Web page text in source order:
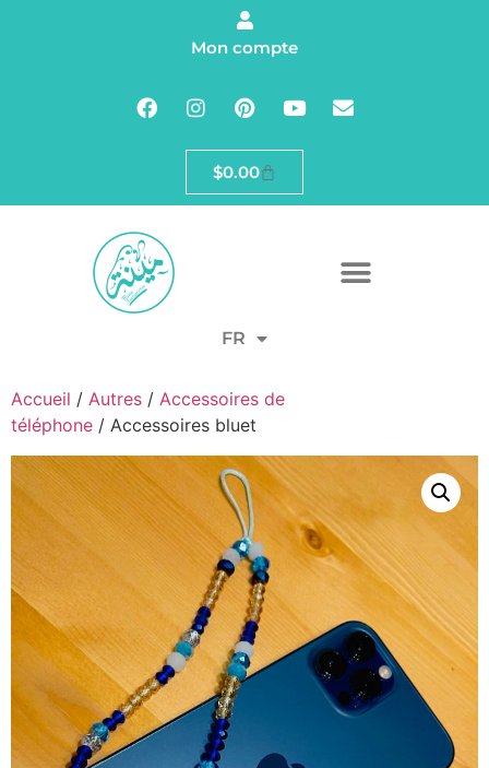
Mon compte
$0.00
FR
Accueil / Autres / Accessoires de
téléphone / Accessoires bluet